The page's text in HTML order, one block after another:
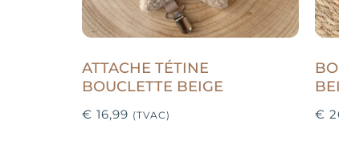
ATTACHE TÉTINE
BOUCLETTE BEIGE
€ 16,99 (TVAC) €